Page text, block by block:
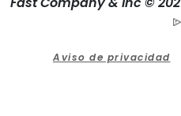
Aviso de privacidad